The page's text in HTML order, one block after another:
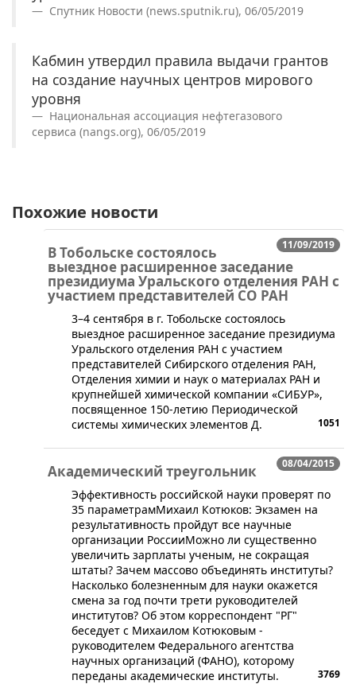
Спутник Новости (news.sputnik.ru), 06/05/2019
Кабмин утвердил правила выдачи грантов
на создание научных центров мирового
уровня
Национальная ассоциация нефтегазового
сервиса (nangs.org), 06/05/2019
Похожие новости
11/09/2019
В Тобольске состоялось
выездное расширенное заседание
президиума Уральского отделения РАН с
участием представителей СО РАН
​3–4 сентября в г. Тобольске состоялось
выездное расширенное заседание президиума
Уральского отделения РАН с участием
представителей Сибирского отделения РАН,
Отделения химии и наук о материалах РАН и
крупнейшей химической компании «СИБУР»,
посвященное 150-летию Периодической
системы химических элементов Д.
1051
08/04/2015
Академический треугольник
​Эффективность российской науки проверят по
35 параметрамМихаил Котюков: Экзамен на
результативность пройдут все научные
организации РоссииМожно ли существенно
увеличить зарплаты ученым, не сокращая
штаты? Зачем массово объединять институты?
Насколько болезненным для науки окажется
смена за год почти трети руководителей
институтов? Об этом корреспондент "РГ"
беседует с Михаилом Котюковым -
руководителем Федерального агентства
научных организаций (ФАНО), которому
переданы академические институты.
3769